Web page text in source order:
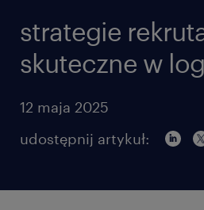
strategie
skuteczne w
12 maja 2025
udostępnij artykuł: